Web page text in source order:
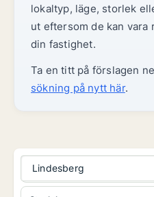
lokaltyp, läge, storlek
ut eftersom de kan
din fastighet.
Ta en titt på förslagen
sökning på nytt här.
Lindesberg